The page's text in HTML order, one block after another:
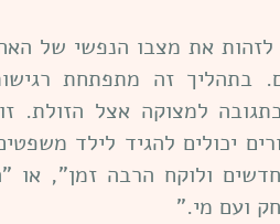
לזהות את מצבו הנפשי של
בתהליך זה מתפתחת
למצוקה אצל הזולת.
יכולים להגיד לילד
חדשים ולוקח הרבה זמן",
ועם מי."